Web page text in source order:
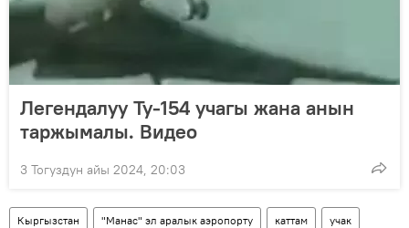
Легендалуу Ту-154 учагы жана анын
таржымалы. Видео
3 Тогуздун айы 2024, 20:03
Кыргызстан "Манас" эл аралык аэропорту каттам учак